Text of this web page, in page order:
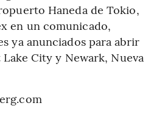
Haneda de Tokio,
en un comunicado,
ya anunciados para abrir
Lake City y Newark, Nueva